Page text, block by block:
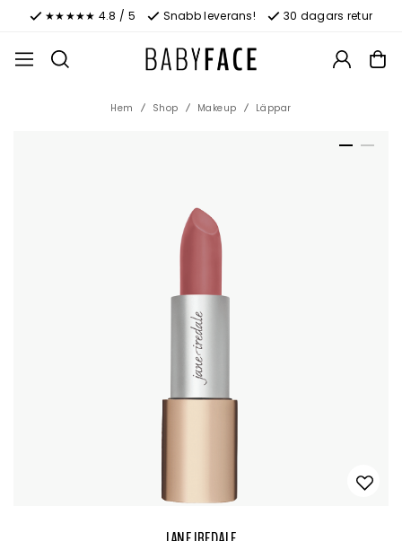
★★★★★ 4.8 / 5 Snabb leverans! 30 dagars retur
Hem Shop Makeup Läppar